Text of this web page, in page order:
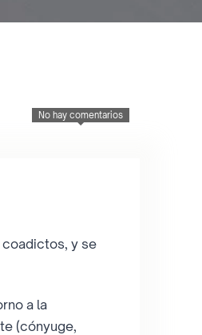
No hay comentarios
y se
a la
(cónyuge,